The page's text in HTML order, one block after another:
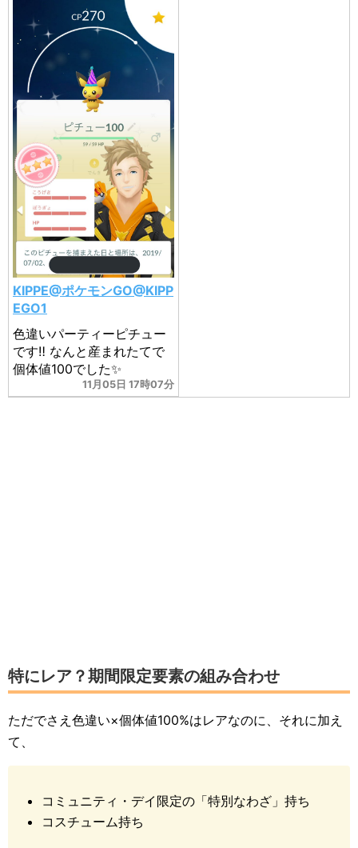
KIPPE@ポケモンGO@KIPP
EGO1
色違いパーティーピチュー
です‼️ なんと産まれたてで
個体値100でした✨
11月05日 17時07分
特にレア？期間限定要素の組み合わせ
ただでさえ色違い×個体値100%はレアなのに、それに加え
て、
コミュニティ・デイ限定の「特別なわざ」持ち
コスチューム持ち